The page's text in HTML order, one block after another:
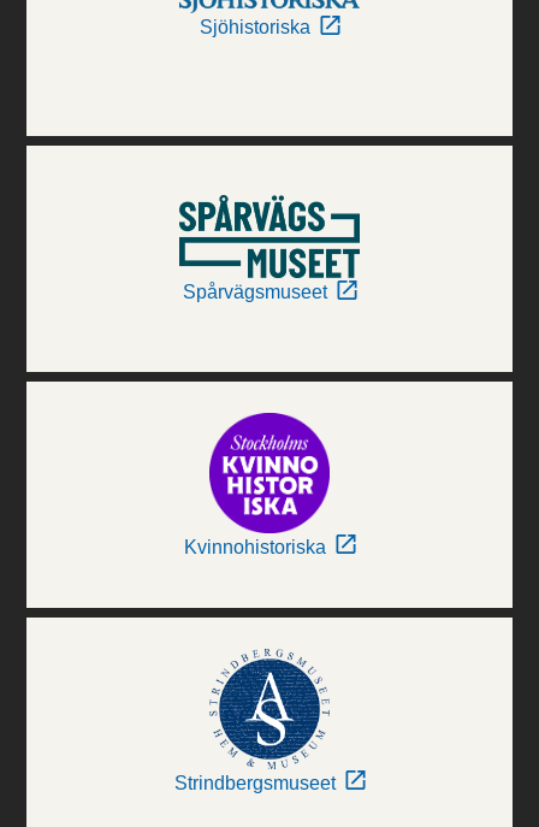
Sjöhistoriska
Spårvägsmuseet
Kvinnohistoriska
Strindbergsmuseet